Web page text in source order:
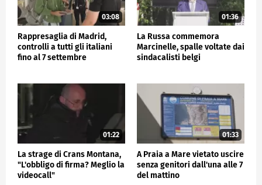
03:08
Rappresaglia di Madrid,
controlli a tutti gli italiani
fino al 7 settembre
01:36
La Russa commemora
Marcinelle, spalle voltate dai
sindacalisti belgi
01:22
La strage di Crans Montana,
"L'obbligo di firma? Meglio la
videocall"
01:33
A Praia a Mare vietato uscire
senza genitori dall'una alle 7
del mattino